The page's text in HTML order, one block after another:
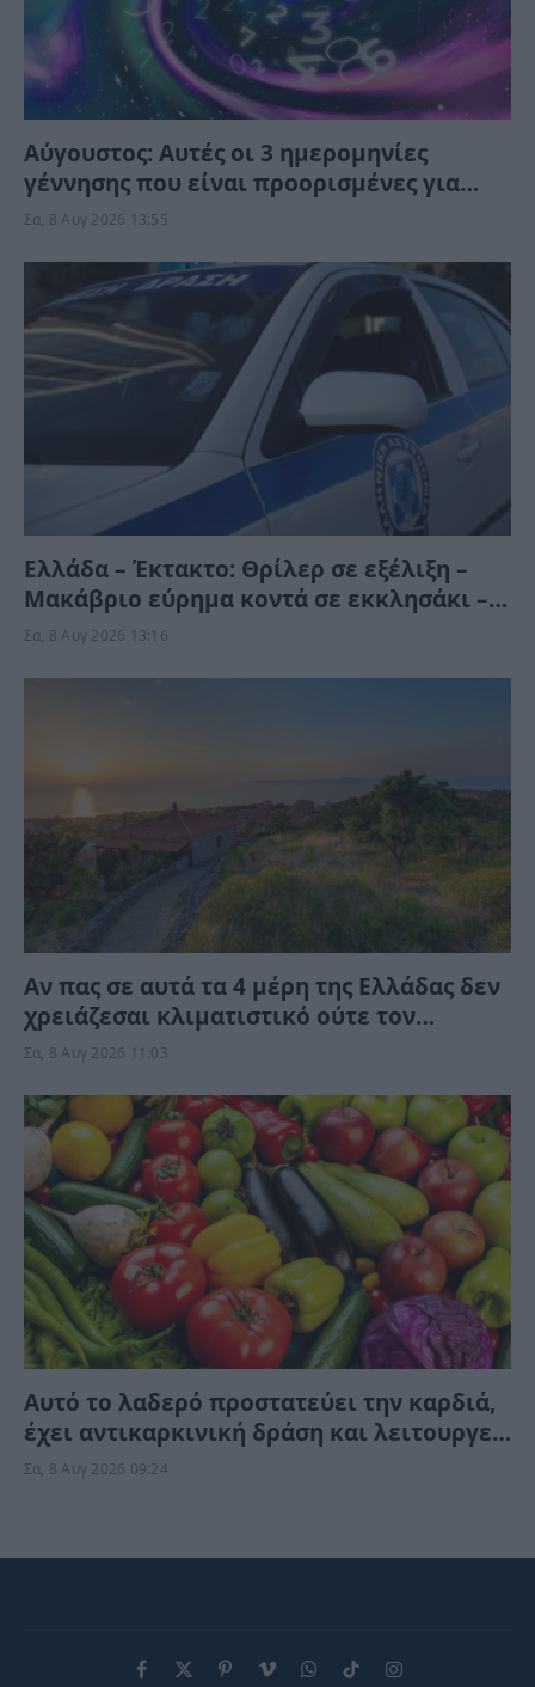
Αύγουστος: Αυτές οι 3 ημερομηνίες
γέννησης που είναι προορισμένες για
τύχη και αφθονία – Το Σύμπαν τις ευνοεί
Σα, 8 Αυγ 2026 13:55
Ελλάδα – Έκτακτο: Θρίλερ σε εξέλιξη –
Μακάβριο εύρημα κοντά σε εκκλησάκι –
Αστυνομικές δυνάμεις στο σημείο
Σα, 8 Αυγ 2026 13:16
Αν πας σε αυτά τα 4 μέρη της Ελλάδας δεν
χρειάζεσαι κλιματιστικό ούτε τον
Αύγουστο
Σα, 8 Αυγ 2026 11:03
Αυτό το λαδερό προστατεύει την καρδιά,
έχει αντικαρκινική δράση και λειτουργεί
κατά της γήρανσης, χωρίς να το γνωρίζετε
Σα, 8 Αυγ 2026 09:24
Facebook
X PinterestVimeoWhatsApp
TikTokInstagram